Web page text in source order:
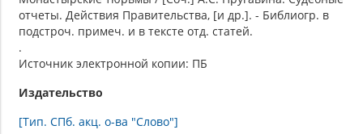
отчеты. Действия Правительства, [и др.]. - Библиогр. в
подстроч. примеч. и в тексте отд. статей.
.
Источник электронной копии: ПБ
Издательство
[Тип. СПб. акц. о-ва "Слово"]